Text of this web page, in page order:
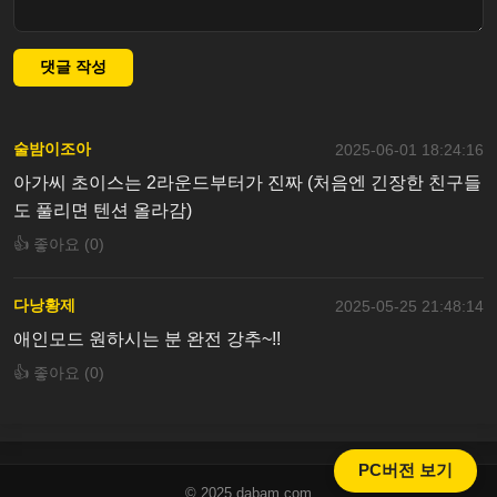
댓글 작성
술밤이조아 2025-06-01 18:24:16
아가씨 초이스는 2라운드부터가 진짜 (처음엔 긴장한 친구들
도 풀리면 텐션 올라감)
👍 좋아요 (0)
다낭황제 2025-05-25 21:48:14
애인모드 원하시는 분 완전 강추~!!
👍 좋아요 (0)
© 2025 dabam.com
PC버전 보기